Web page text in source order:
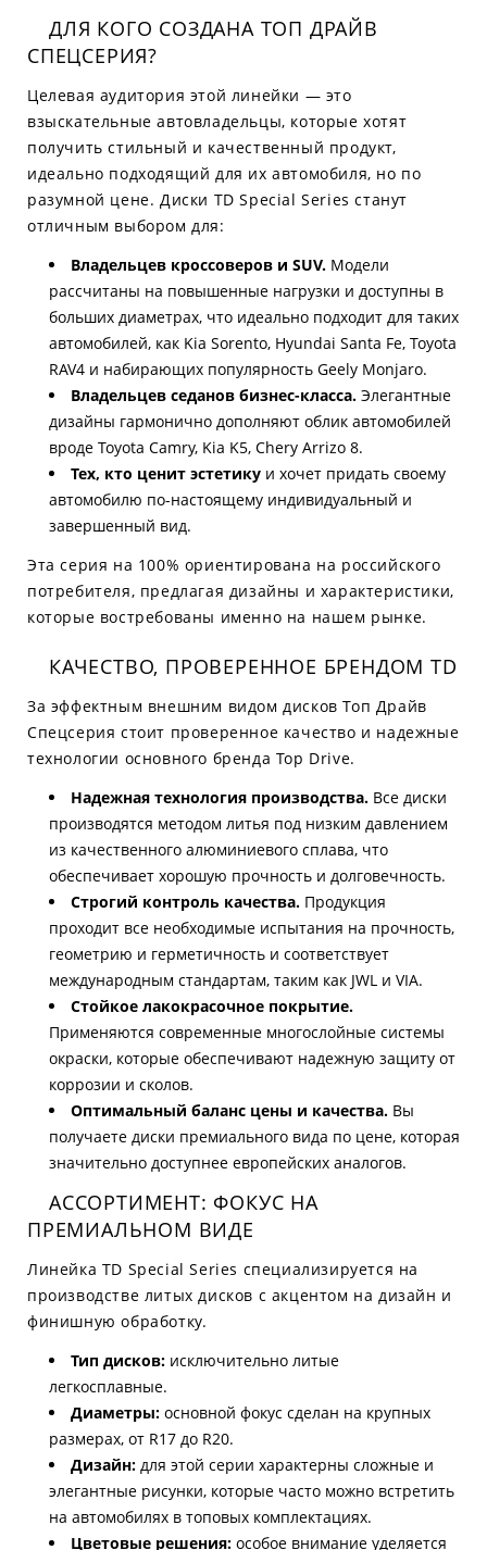
ДЛЯ КОГО СОЗДАНА ТОП ДРАЙВ
СПЕЦСЕРИЯ?
Целевая аудитория этой линейки — это
взыскательные автовладельцы, которые хотят
получить стильный и качественный продукт,
идеально подходящий для их автомобиля, но по
разумной цене. Диски TD Special Series станут
отличным выбором для:
Владельцев кроссоверов и SUV. Модели
рассчитаны на повышенные нагрузки и доступны в
больших диаметрах, что идеально подходит для таких
автомобилей, как Kia Sorento, Hyundai Santa Fe, Toyota
RAV4 и набирающих популярность Geely Monjaro.
Владельцев седанов бизнес-класса. Элегантные
дизайны гармонично дополняют облик автомобилей
вроде Toyota Camry, Kia K5, Chery Arrizo 8.
Тех, кто ценит эстетику и хочет придать своему
автомобилю по-настоящему индивидуальный и
завершенный вид.
Эта серия на 100% ориентирована на российского
потребителя, предлагая дизайны и характеристики,
которые востребованы именно на нашем рынке.
КАЧЕСТВО, ПРОВЕРЕННОЕ БРЕНДОМ TD
За эффектным внешним видом дисков Топ Драйв
Спецсерия стоит проверенное качество и надежные
технологии основного бренда Top Drive.
Надежная технология производства. Все диски
производятся методом литья под низким давлением
из качественного алюминиевого сплава, что
обеспечивает хорошую прочность и долговечность.
Строгий контроль качества. Продукция
проходит все необходимые испытания на прочность,
геометрию и герметичность и соответствует
международным стандартам, таким как JWL и VIA.
Стойкое лакокрасочное покрытие.
Применяются современные многослойные системы
окраски, которые обеспечивают надежную защиту от
коррозии и сколов.
Оптимальный баланс цены и качества. Вы
получаете диски премиального вида по цене, которая
значительно доступнее европейских аналогов.
АССОРТИМЕНТ: ФОКУС НА
ПРЕМИАЛЬНОМ ВИДЕ
Линейка TD Special Series специализируется на
производстве литых дисков с акцентом на дизайн и
финишную обработку.
Тип дисков: исключительно литые
легкосплавные.
Диаметры: основной фокус сделан на крупных
размерах, от R17 до R20.
Дизайн: для этой серии характерны сложные и
элегантные рисунки, которые часто можно встретить
на автомобилях в топовых комплектациях.
Цветовые решения: особое внимание уделяется